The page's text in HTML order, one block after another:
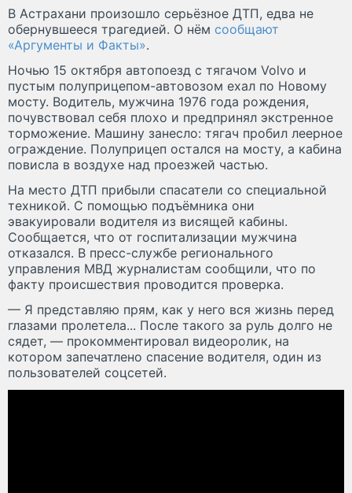
В Астрахани произошло серьёзное ДТП, едва не
обернувшееся трагедией. О нём сообщают
«Аргументы и Факты».
Ночью 15 октября автопоезд с тягачом Volvo и
пустым полуприцепом-автовозом ехал по Новому
мосту. Водитель, мужчина 1976 года рождения,
почувствовал себя плохо и предпринял экстренное
торможение. Машину занесло: тягач пробил леерное
ограждение. Полуприцеп остался на мосту, а кабина
повисла в воздухе над проезжей частью.
На место ДТП прибыли спасатели со специальной
техникой. С помощью подъёмника они
эвакуировали водителя из висящей кабины.
Сообщается, что от госпитализации мужчина
отказался. В пресс-службе регионального
управления МВД журналистам сообщили, что по
факту происшествия проводится проверка.
— Я представляю прям, как у него вся жизнь перед
глазами пролетела... После такого за руль долго не
сядет, — прокомментировал видеоролик, на
котором запечатлено спасение водителя, один из
пользователей соцсетей.